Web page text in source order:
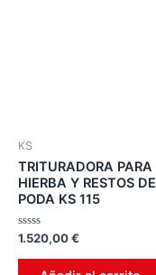
KS
TRITURADORA PARA
HIERBA Y RESTOS DE
PODA KS 115
Valorado
0
1.520,00€